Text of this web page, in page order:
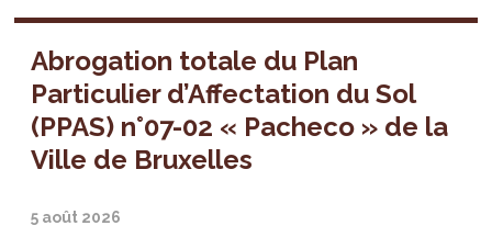
Abrogation totale du Plan
Particulier d’Affectation du Sol
(PPAS) n°07-02 « Pacheco » de la
Ville de Bruxelles
5 août 2026